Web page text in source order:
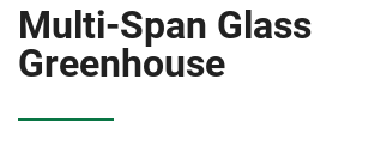
Multi-Span Glass
Greenhouse